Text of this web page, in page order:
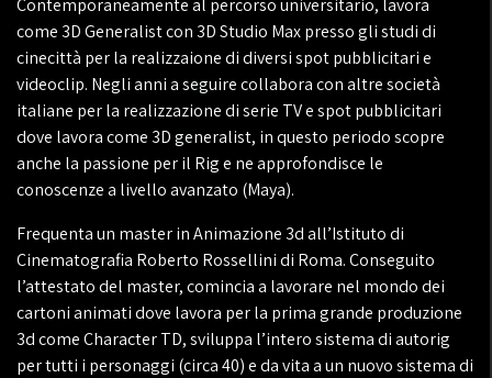
Contemporaneamente al percorso universitario, lavora
come 3D Generalist con 3D Studio Max presso gli studi di
cinecittà per la realizzaione di diversi spot pubblicitari e
videoclip. Negli anni a seguire collabora con altre società
italiane per la realizzazione di serie TV e spot pubblicitari
dove lavora come 3D generalist, in questo periodo scopre
anche la passione per il Rig e ne approfondisce le
conoscenze a livello avanzato (Maya).
Frequenta un master in Animazione 3d all’Istituto di
Cinematografia Roberto Rossellini di Roma. Conseguito
l’attestato del master, comincia a lavorare nel mondo dei
cartoni animati dove lavora per la prima grande produzione
3d come Character TD, sviluppa l’intero sistema di autorig
per tutti i personaggi (circa 40) e da vita a un nuovo sistema di